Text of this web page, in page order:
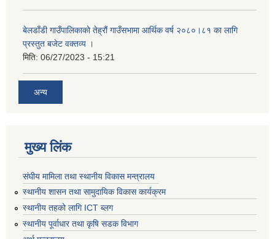
बेलडाँडी गाउँपालिकाको तेह्रौं गाउँसभामा आर्थिक वर्ष २०८०।८१ का लागि
प्रस्तुत बजेट वक्तव्य ।
मिति: 06/27/2023 - 15:21
अन्य
मुख्य लिंक
संघीय मामिला तथा स्थानीय विकास मन्त्रालय
स्थानीय शासन तथा सामुदायिक विकास कार्यक्रम
स्थानीय तहको लागि ICT ब्लग
स्थानीय पूर्वाधार तथा कृषि सडक विभाग